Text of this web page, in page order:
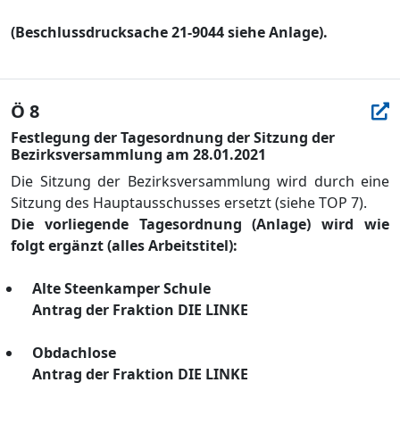
(Beschlussdrucksache 21-9044 siehe Anlage).
Ö 8
Festlegung der Tagesordnung der Sitzung der
Bezirksversammlung am 28.01.2021
Die Sitzung der Bezirksversammlung wird durch eine
Sitzung des Hauptausschusses ersetzt (siehe TOP 7).
Die vorliegende Tagesordnung (Anlage) wird wie
folgt ergänzt (alles Arbeitstitel):
Alte Steenkamper Schule
Antrag der Fraktion DIE LINKE
Obdachlose
Antrag der Fraktion DIE LINKE